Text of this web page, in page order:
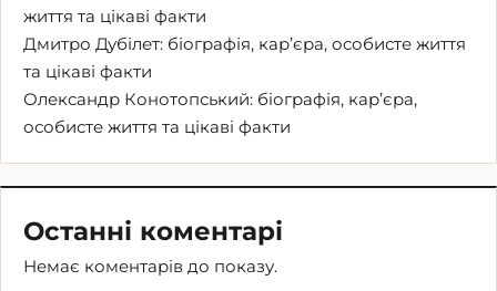
життя та цікаві факти
Дмитро Дубілет: біографія, кар’єра, особисте життя
та цікаві факти
Олександр Конотопський: біографія, кар’єра,
особисте життя та цікаві факти
Останні коментарі
Немає коментарів до показу.